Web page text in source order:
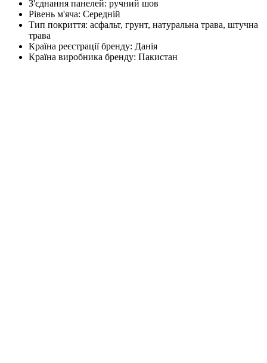
З'єднання панелей: ручний шов
Рівень м'яча: Середній
Тип покриття: асфальт, грунт, натуральна трава, штучна
трава
Країна реєстрації бренду: Данія
Країна виробника бренду: Пакистан